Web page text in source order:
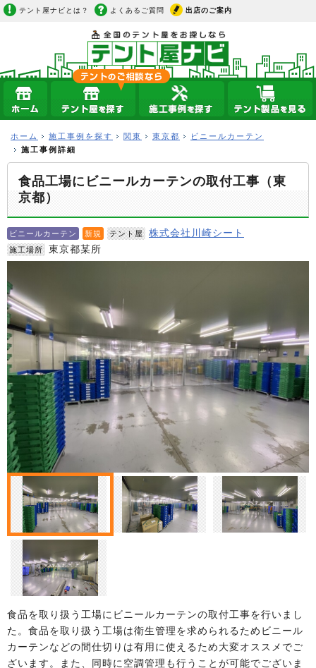
テント屋ナビとは？ よくあるご質問 出店のご案内
ホーム 施工事例を探す 関東 東京都
ビニールカーテン
施工事例詳細
食品工場にビニールカーテンの取付工事（東
京都）
ビニールカーテン 新規 テント屋 株式会社川崎シート
施工場所 東京都某所
食品を取り扱う工場にビニールカーテンの取付工事を行いまし
た。食品を取り扱う工場は衛生管理を求められるためビニール
カーテンなどの間仕切りは有用に使えるため大変オススメでご
ざいます。また、同時に空調管理も行うことが可能でございま